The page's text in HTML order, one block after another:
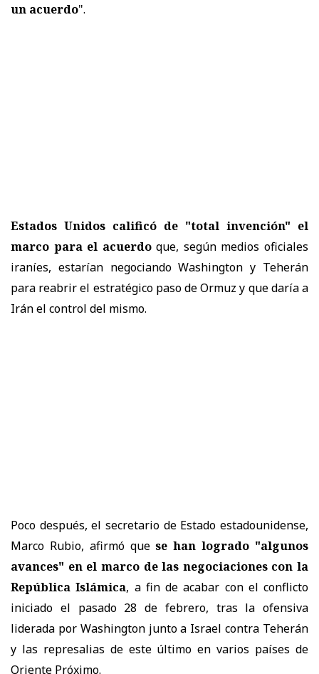
un acuerdo".
Estados Unidos calificó de "total invención" el
marco para el acuerdoque, según medios oficiales
iraníes, estarían negociando Washington y Teherán
para reabrir el estratégico paso de Ormuz y que daría a
Irán el control del mismo.
Poco después, el secretario de Estado estadounidense,
Marco Rubio, afirmó quese han logrado "algunos
avances" en el marco de las negociaciones con la
República Islámica, a fin de acabar con el conflicto
iniciado el pasado 28 de febrero, tras la ofensiva
liderada por Washington junto a Israel contra Teherán
y las represalias de este último en varios países de
Oriente Próximo.